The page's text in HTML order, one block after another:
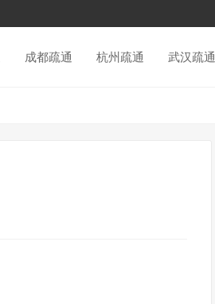
成都疏通 杭州疏通 武汉疏通